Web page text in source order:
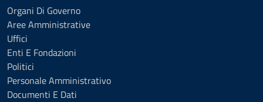
Organi Di Governo
Aree Amministrative
Uffici
Enti E Fondazioni
Politici
Personale Amministrativo
Documenti E Dati